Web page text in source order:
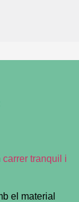
carrer tranquil i
el material